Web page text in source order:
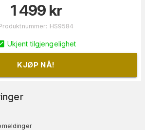
1 499 kr
: HS9584
Ukjent tilgjengelighet
KJØP NÅ!